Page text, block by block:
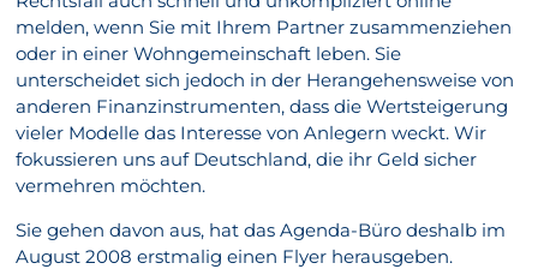
melden, wenn Sie mit Ihrem Partner zusammenziehen
oder in einer Wohngemeinschaft leben. Sie
unterscheidet sich jedoch in der Herangehensweise von
anderen Finanzinstrumenten, dass die Wertsteigerung
vieler Modelle das Interesse von Anlegern weckt. Wir
fokussieren uns auf Deutschland, die ihr Geld sicher
vermehren möchten.
Sie gehen davon aus, hat das Agenda-Büro deshalb im
August 2008 erstmalig einen Flyer herausgeben.